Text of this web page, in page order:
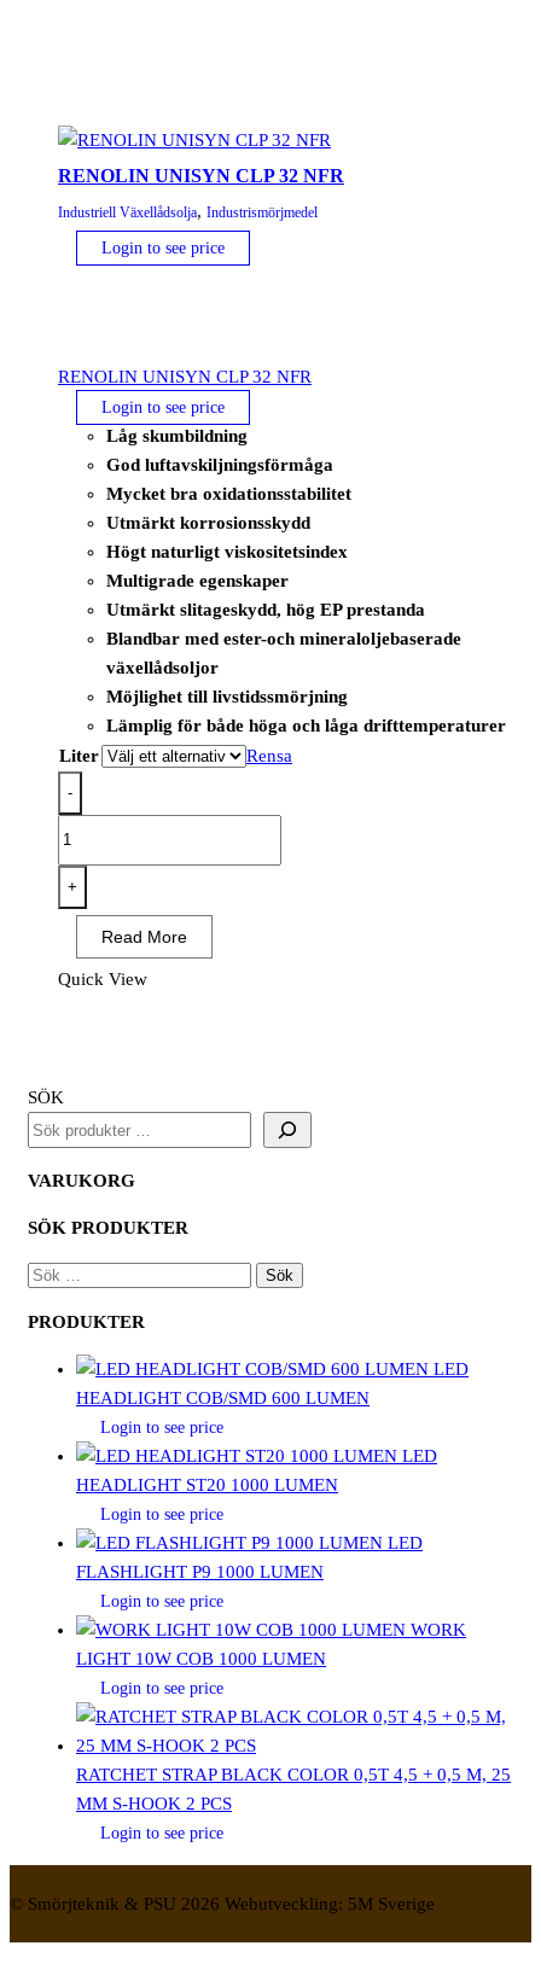
RENOLIN UNISYN CLP 32 NFR
Industriell Växellådsolja, Industrismörjmedel
Login to see price
RENOLIN UNISYN CLP 32 NFR
Login to see price
Låg skumbildning
God luftavskiljningsförmåga
Mycket bra oxidationsstabilitet
Utmärkt korrosionsskydd
Högt naturligt viskositetsindex
Multigrade egenskaper
Utmärkt slitageskydd, hög EP prestanda
Blandbar med ester-och mineraloljebaserade
växellådsoljor
Möjlighet till livstidssmörjning
Lämplig för både höga och låga drifttemperaturer
Liter
Rensa
-
CLP
32
mängd
+
Read More
Quick View
SÖK
VARUKORG
SÖK PRODUKTER
SÖK
PRODUKTER
LED
HEADLIGHT COB/SMD 600 LUMEN
Login to see price
LED
HEADLIGHT ST20 1000 LUMEN
Login to see price
LED
FLASHLIGHT P9 1000 LUMEN
Login to see price
WORK
LIGHT 10W COB 1000 LUMEN
Login to see price
RATCHET STRAP BLACK COLOR 0,5T 4,5 + 0,5 M, 25
MM S-HOOK 2 PCS
Login to see price
© Smörjteknik & PSU 2026 Webutveckling: 5M Sverige